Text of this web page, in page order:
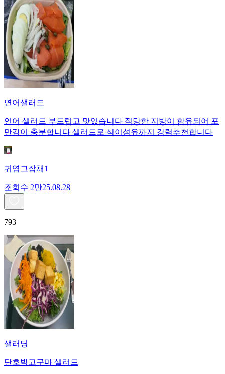
연어샐러드
연어 샐러드 부드럽고 맛있습니다 적당한 지방이 함유되어 포
만감이 충분합니다 샐러드로 식이섬유까지 강력추천합니다
귀염그잡채1
조회수 2만25.08.28
793
샐러딩
단호박고구마 샐러드